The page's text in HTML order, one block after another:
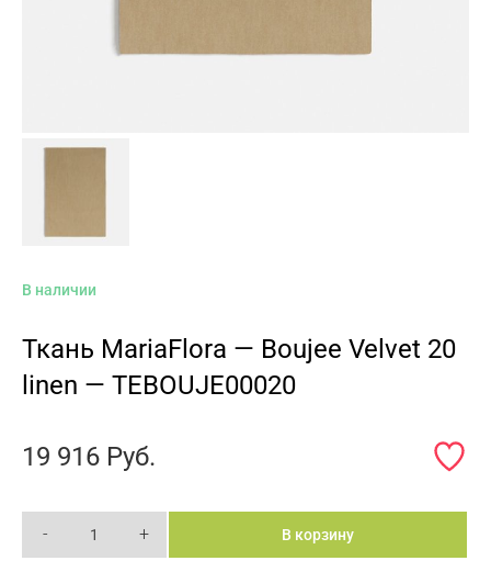
В наличии
Ткань MariaFlora — Boujee Velvet 20
linen — TEBOUJE00020
19 916 Руб.
- + В корзину